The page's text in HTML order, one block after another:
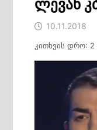
ლევან
10.11.2018
კითხვის დრო: 2